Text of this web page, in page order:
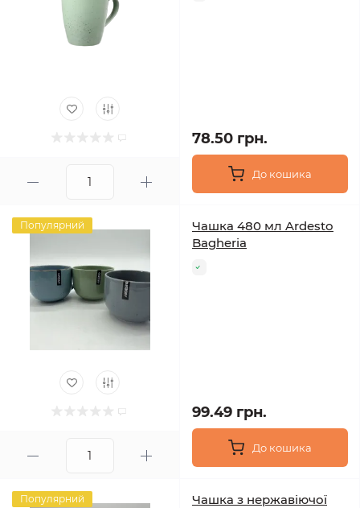
78.50 грн.
До кошика
Популярний
Чашка 480 мл Ardesto
Bagheria
99.49 грн.
До кошика
Популярний
Чашка з нержавіючої